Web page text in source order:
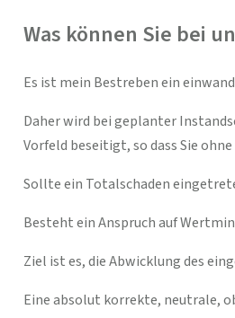
Was können Sie bei
Es ist mein Bestreben ein
Daher wird bei geplanter
Vorfeld beseitigt, so dass Sie
Sollte ein Totalschaden
Besteht ein Anspruch auf
Ziel ist es, die Abwicklung des
Eine absolut korrekte, neutrale,